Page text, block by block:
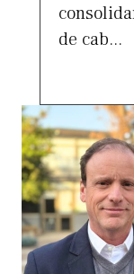
de cab...